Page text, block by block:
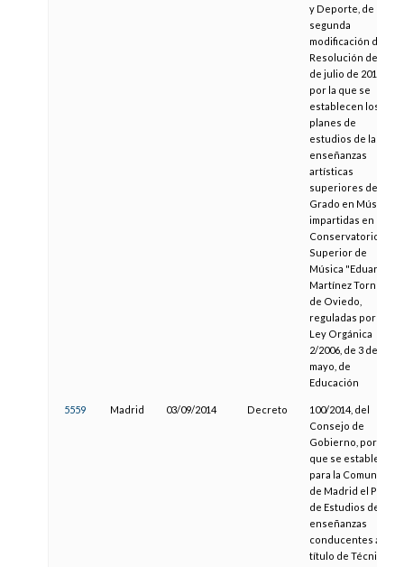
y Deporte, de
segunda
modificación de la
Resolución de 9
de julio de 2010
por la que se
establecen los
planes de
estudios de las
enseñanzas
artísticas
superiores de
Grado en Música
impartidas en el
Conservatorio
Superior de
Música "Eduardo
Martínez Torner"
de Oviedo,
reguladas por la
Ley Orgánica
2/2006, de 3 de
mayo, de
Educación
5559 Madrid 03/09/2014 Decreto
100/2014, del
Consejo de
Gobierno, por el
que se establece
para la Comunidad
de Madrid el Plan
de Estudios de las
enseñanzas
conducentes al
título de Técnico